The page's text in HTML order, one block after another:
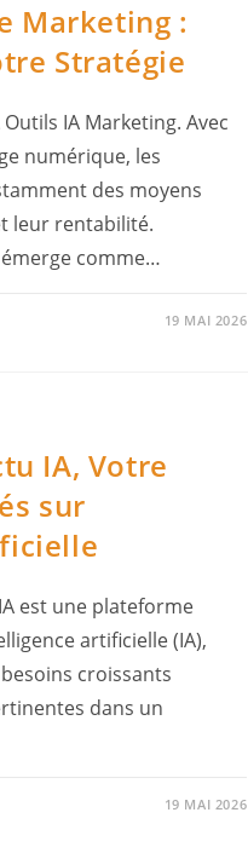
Marketing :
Stratégie
IA Marketing. Avec
numérique, les
des moyens
leur rentabilité.
comme…
19 MAI 2026
IA, Votre
sur
est une plateforme
artificielle (IA),
croissants
dans un
19 MAI 2026